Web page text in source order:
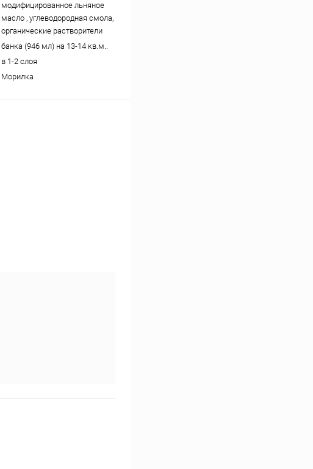
модифицированное льняное
масло , углеводородная смола,
органические растворители
банка (946 мл) на 13-14 кв.м..
в 1-2 слоя
Морилка